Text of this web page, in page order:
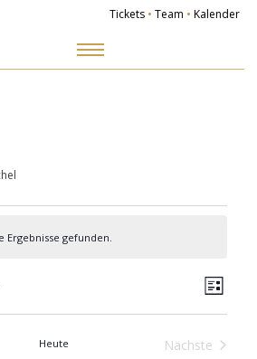
Tickets • Team • Kalender
Ergebnisse gefunden.
Liste
Heute
Nächste